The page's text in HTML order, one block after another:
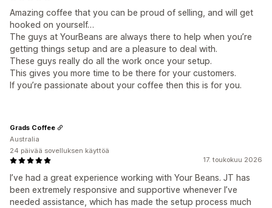
Amazing coffee that you can be proud of selling, and will get
hooked on yourself…
The guys at YourBeans are always there to help when you’re
getting things setup and are a pleasure to deal with.
These guys really do all the work once your setup.
This gives you more time to be there for your customers.
If you’re passionate about your coffee then this is for you.
17. toukokuu 2026
I’ve had a great experience working with Your Beans. JT has
been extremely responsive and supportive whenever I’ve
needed assistance, which has made the setup process much
Grads Coffee
Australia
24 päivää sovelluksen käyttöä